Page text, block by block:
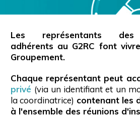
Les représentants des
adhérents au G2RC font
Groupement.
Chaque représentant peut
privé (via un identifiant et un
la coordinatrice) contenant les
à l'ensemble des réunions